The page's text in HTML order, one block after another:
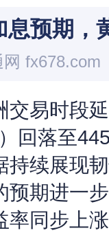
预期，
网 fx678.com
交易时段
回落至
持续展现
预期进一
率同步上